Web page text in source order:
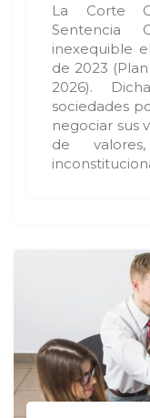
La Corte
Sentencia
inexequible
de 2023
2026).
sociedades
negociar sus
de